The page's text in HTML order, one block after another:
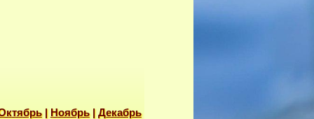
| Ноябрь|Декабрь